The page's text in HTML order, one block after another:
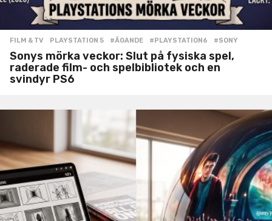
FILM & TV ,PLAYSTATION 5 #ÄGANDE ,#PLAYSTATION6 ,#SONY
Sonys mörka veckor: Slut på fysiska spel,
raderade film- och spelbibliotek och en
svindyr PS6